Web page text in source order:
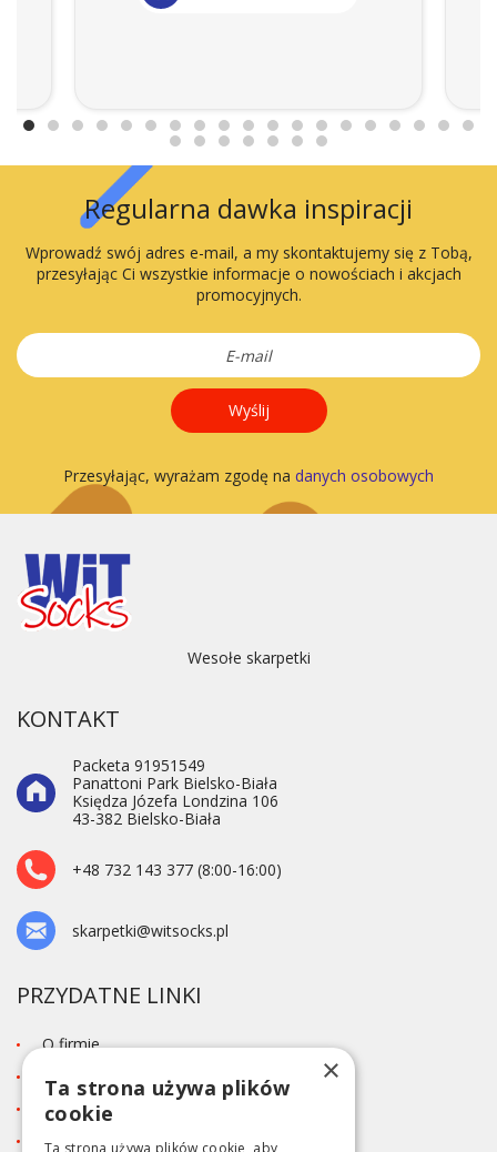
Regularna dawka inspiracji
Wprowadź swój adres e-mail, a my skontaktujemy się z Tobą,
przesyłając Ci wszystkie informacje o nowościach i akcjach
promocyjnych.
Wyślij
Przesyłając, wyrażam zgodę na danych osobowych
Wesołe skarpetki
KONTAKT
Packeta 91951549
Panattoni Park Bielsko-Biała
Księdza Józefa Londzina 106
43-382 Bielsko-Biała
+48 732 143 377 (8:00-16:00)
skarpetki@witsocks.pl
PRZYDATNE LINKI
O firmie
Blog
Kontakt
Tabela rozmiarów
×
Ta strona używa plików
cookie
Ta strona używa plików cookie, aby